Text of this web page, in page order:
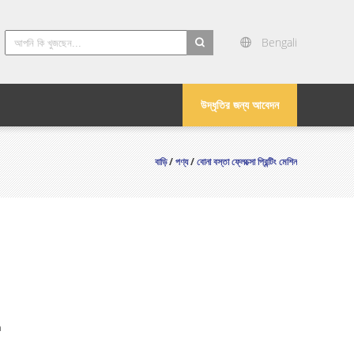
Bengali
উদ্ধৃতির জন্য আবেদন
বাড়ি/পণ্য/বোনা বস্তা ফ্লেক্সো প্রিন্টিং মেশিন